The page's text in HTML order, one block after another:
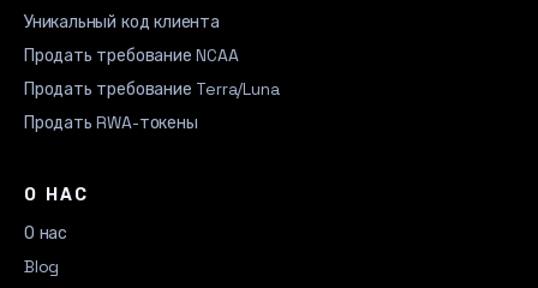
Уникальный код клиента
Продать требование NCAA
Продать требование Terra/Luna
Продать RWA-токены
О НАС
О нас
Blog